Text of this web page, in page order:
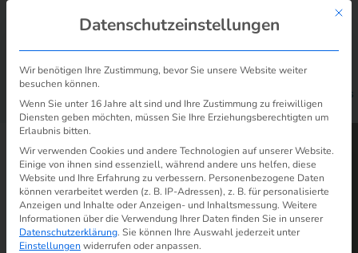
Gas- & Stromrechnung: selber überprüfen | Tipps
| Vorlagen
Mit
Datenschutzeinstellungen
Wir benötigen Ihre Zustimmung, bevor Sie unsere Website weiter
besuchen können.
Wenn Sie unter 16 Jahre alt sind und Ihre Zustimmung zu freiwilligen
Diensten geben möchten, müssen Sie Ihre Erziehungsberechtigten um
Erlaubnis bitten.
Wir verwenden Cookies und andere Technologien auf unserer Website.
Einige von ihnen sind essenziell, während andere uns helfen, diese
Website und Ihre Erfahrung zu verbessern. Personenbezogene Daten
können verarbeitet werden (z. B. IP-Adressen), z. B. für personalisierte
Anzeigen und Inhalte oder Anzeigen- und Inhaltsmessung. Weitere
Informationen über die Verwendung Ihrer Daten finden Sie in unserer
Datenschutzerklärung. Sie können Ihre Auswahl jederzeit unter
Einstellungen widerrufen oder anpassen.